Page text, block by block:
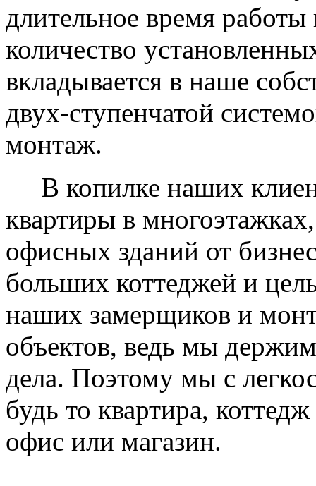
длительное время
количество
вкладывается в наше
двух-ступенчатой
монтаж.
В копилке наших
квартиры в
офисных зданий от
больших коттеджей и
наших замерщиков и
объектов, ведь мы
дела. Поэтому мы с
будь то квартира,
офис или магазин.